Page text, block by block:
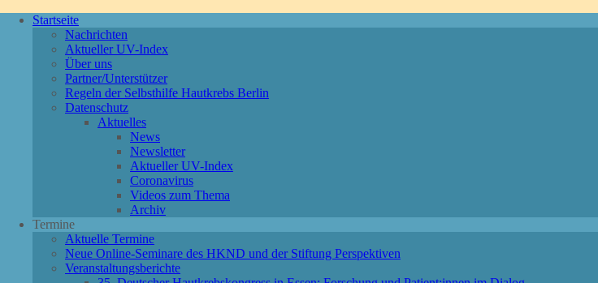
Startseite
Nachrichten
Aktueller UV-Index
Über uns
Partner/Unterstützer
Regeln der Selbsthilfe Hautkrebs Berlin
Datenschutz
Aktuelles
News
Newsletter
Aktueller UV-Index
Coronavirus
Videos zum Thema
Archiv
Termine
Aktuelle Termine
Neue Online-Seminare des HKND und der Stiftung Perspektiven
Veranstaltungsberichte